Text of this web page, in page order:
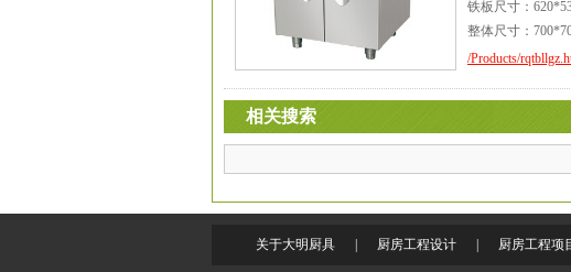
铁板尺寸：
整体尺寸：
/Products/
相关搜索
关于大明厨具 厨房工程设计 厨房工程项